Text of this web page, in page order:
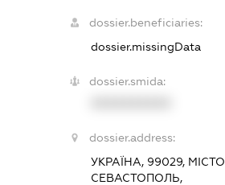
dossier.beneficiaries:
dossier.missingData
dossier.smida:
dossier.address:
УКРАЇНА, 99029, МІСТО
СЕВАСТОПОЛЬ,